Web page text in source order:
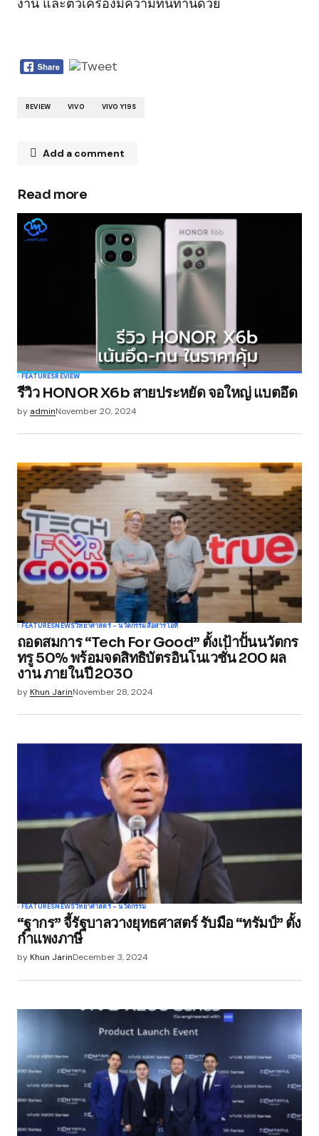
งาน และตัวเครื่องมีความทนทานด้วย
REVIEW VIVO VIVO Y19S
Add a comment
Your email address will not be published.
Required fields are marked
*
*
Your Name*
Your E-mail*
Save my name, email, and website in this
Submit Comment
Read more
FEATURESREVIEW
รีวิว HONOR X6b สายประหยัด จอใหญ่ แบตอึด
by adminNovember 20, 2024
FEATURESNEWSวิทยาศาสตร์ - นวัตกรรมสื่อสารไอที
ถอดสมการ “Tech For Good” ตั้งเป้าปั้นนวัตกร
ทรู 50% พร้อมจดสิทธิบัตรอินโนเวชั่น 200 ผล
งาน ภายในปี 2030
byKhun JarinNovember 28, 2024
FEATURESNEWSวิทยาศาสตร์ - นวัตกรรม
“ฐากร” จี้รัฐบาลวางยุทธศาสตร์ รับมือ “ทรัมป์” ตั้ง
กำแพงภาษี
byKhun JarinDecember 3, 2024